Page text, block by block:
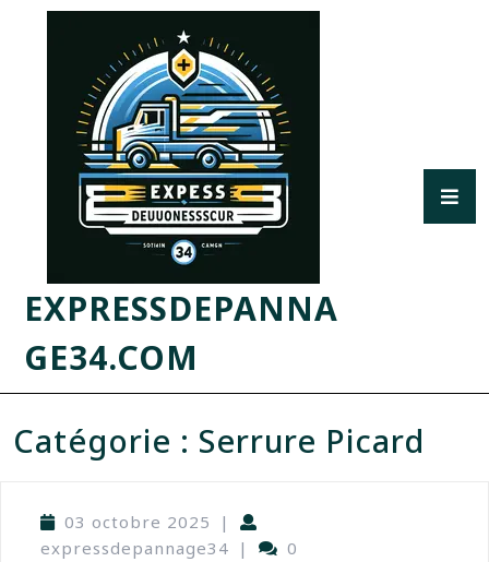
EXPRESSDEPANNA
GE34.COM
Catégorie : Serrure Picard
03 octobre 2025
|
expressdepannage34 |
0